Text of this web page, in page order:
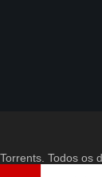
Todos os